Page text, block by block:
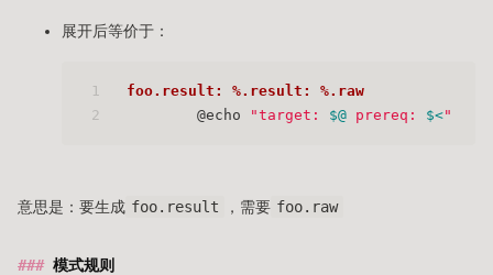
展开后等价于：
1
2
foo.result: %.result: %.raw
	@echo
"target: $@ prereq: $<"
意思是：要生成 foo.result ，需要 foo.raw
模式规则